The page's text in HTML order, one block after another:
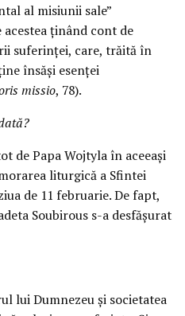
al misiunii sale”
acestea ţinând cont de
suferinţei, care, trăită în
însăşi esenţei
missio, 78).
de Papa Wojtyla în aceeaşi
liturgică a Sfintei
de 11 februarie. De fapt,
Soubirous s-a desfăşurat
lui Dumnezeu şi societatea